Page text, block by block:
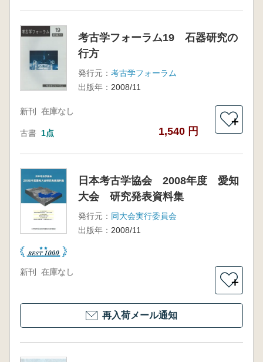
考古学フォーラム19 石器研究の
行方
発行元： 考古学フォーラム
出版年： 2008/11
新刊 在庫なし
古書 1点 1,540 円
＋
日本考古学協会 2008年度 愛知
大会 研究発表資料集
発行元： 同大会実行委員会
出版年： 2008/11
新刊 在庫なし
＋
再入荷メール通知